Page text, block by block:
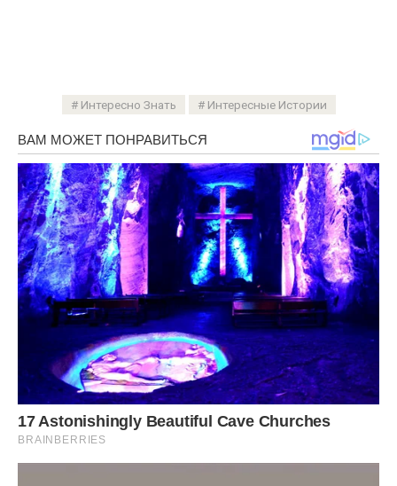
Интересно Знать Интересные Истории